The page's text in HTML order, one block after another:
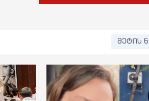
შოუბიზნესი
მედიცინა
მეტის